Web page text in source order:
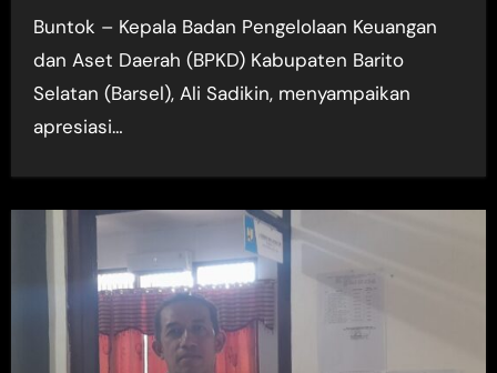
Buntok – Kepala Badan Pengelolaan Keuangan
dan Aset Daerah (BPKD) Kabupaten Barito
Selatan (Barsel), Ali Sadikin, menyampaikan
apresiasi…